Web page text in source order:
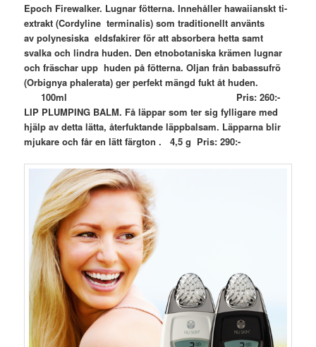
Epoch Firewalker. Lugnar fötterna. Innehåller hawaiianskt ti-
extrakt (Cordyline terminalis) som traditionellt använts
av polynesiska eldsfakirer för att absorbera hetta samt
svalka och lindra huden. Den etnobotaniska krämen lugnar
och fräschar upp huden på fötterna. Oljan från babassufrö
(Orbignya phalerata) ger perfekt mängd fukt åt huden.
100ml Pris: 260:-
LIP PLUMPING BALM. Få läppar som ter sig fylligare med
hjälp av detta lätta, återfuktande läppbalsam. Läpparna blir
mjukare och får en lätt färgton . 4,5 g Pris: 290:-